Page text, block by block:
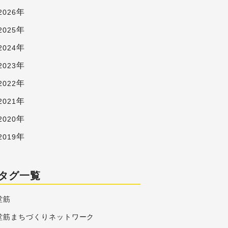
年
年
年
年
年
年
年
年
グ一覧
筋
筋まちづくりネットワーク